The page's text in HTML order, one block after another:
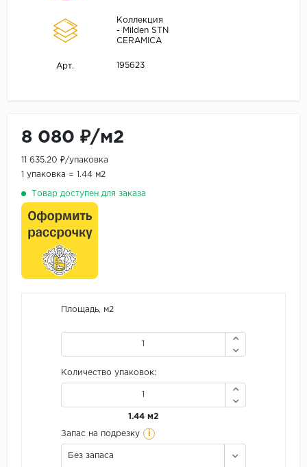
Коллекция
- Milden STN
CERAMICA
Арт. 195623
8 080 ₽/м2
11 635.20 ₽/упаковка
1 упаковка = 1.44 м2
Товар доступен для заказа
Площадь, м2
Количество упаковок:
1.44 м2
Запас на подрезку i
Без запаса